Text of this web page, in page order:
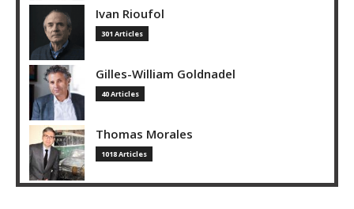
Ivan Rioufol
301 Articles
Gilles-William Goldnadel
40 Articles
Thomas Morales
1018 Articles